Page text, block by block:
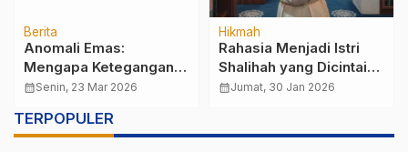
Berita
Anomali Emas:
Mengapa Ketegangan
Iran Justru Menekan
calendar_monthSenin, 23 Mar 2026
Hikmah
Rahasia Menjadi Istri
Shalihah yang Dicintai
Allaah SWT di Era
calendar_monthJumat, 30 Jan 2026
TERPOPULER